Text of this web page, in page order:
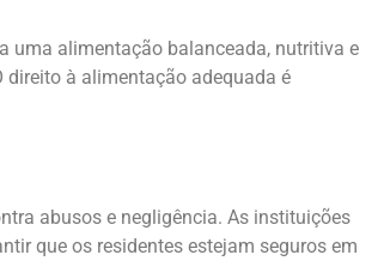
uma alimentação balanceada, nutritiva e
direito à alimentação adequada é
abusos e negligência. As instituições
que os residentes estejam seguros em